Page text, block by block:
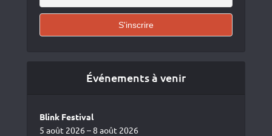
Événements à venir
Blink Festival
5 août 2026 – 8 août 2026